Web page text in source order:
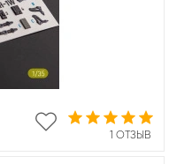
1 ОТЗЫВ